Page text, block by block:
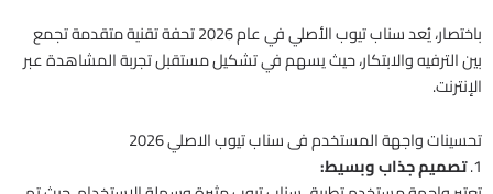
باختصار، يُعد سناب تيوب الأصلي في عام 2026 تحفة تقنية متقدمة تجمع
بين الترفيه والابتكار، حيث يسهم في تشكيل مستقبل تجربة المشاهدة عبر
الإنترنت.
تحسينات واجهة المستخدم فى سناب تيوب الاصلي 2026
1. تصميم جذاب وبسيط: